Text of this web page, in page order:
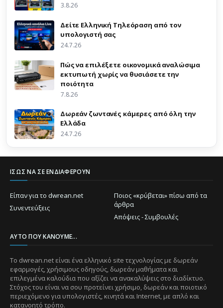
3.8.26
Δείτε Ελληνική Τηλεόραση από τον
υπολογιστή σας
24.7.26
Πώς να επιλέξετε οικονομικά αναλώσιμα
εκτυπωτή χωρίς να θυσιάσετε την
ποιότητα
7.8.26
Δωρεάν ζωντανές κάμερες από όλη την
Ελλάδα
24.7.26
ΊΣΩΣ ΝΑ ΣΕ ΕΝΔΙΑΦΈΡΟΥΝ
Είπαν για το dwrean.net
Ποιος «κρύβεται» πίσω από τα
άρθρα
Συνεντεύξεις
Απόψεις - Συμβουλές
ΑΥΤΌ ΠΟΥ ΚΆΝΟΥΜΕ...
Το dwrean.net είναι ένα ελληνικό site τεχνολογίας με δωρεάν
εφαρμογές, χρήσιμους οδηγούς, δωρεάν μαθήματα και
επιλεγμένα καλούδια που αξίζει να ανακαλύψεις στο διαδίκτυο.
Στόχος του είναι να σου προτείνει χρήσιμο, δωρεάν και ποιοτικό
περιεχόμενο για υπολογιστές, κινητά και Internet, με απλό και
κατανοητό τρόπο.